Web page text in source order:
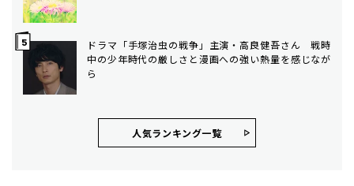
ドラマ「手塚治虫の戦争」主演・高良健吾さん 戦時
中の少年時代の厳しさと漫画への強い熱量を感じなが
ら
人気ランキング⼀覧